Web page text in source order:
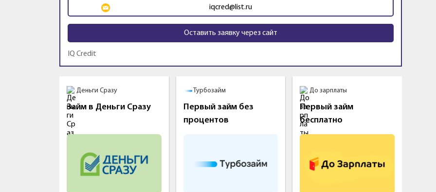
iqcred@list.ru
Оставить заявку через сайт
IQ Credit
Деньги Сразу
Займ в Деньги Сразу
Турбозайм
Первый займ без
процентов
До зарплаты
Первый займ
бесплатно